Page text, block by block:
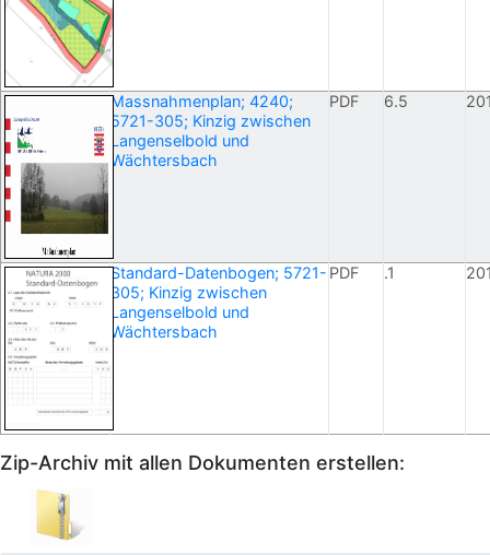
Massnahmenplan; 4240;
5721-305; Kinzig zwischen
Langenselbold und
Wächtersbach
PDF 6.5
Standard-Datenbogen; 5721-
305; Kinzig zwischen
Langenselbold und
Wächtersbach
PDF .1
Zip-Archiv mit allen Dokumenten erstellen: